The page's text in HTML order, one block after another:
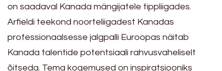
on saadaval Kanada mängijatele tippliigades.
Arfieldi teekond noorteliigadest Kanadas
professionaalsesse jalgpalli Euroopas näitab
Kanada talentide potentsiaali rahvusvaheliselt
õitseda. Tema kogemused on inspiratsiooniks